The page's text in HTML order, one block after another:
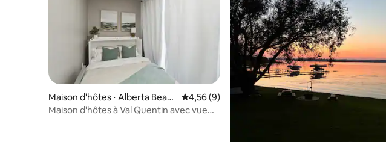
Maison d'hôtes ⋅ Alberta Beac
h
Évaluation moyenne sur la base de 9
4,56 (9)
Maison d'hôtes à Val Quentin avec vue